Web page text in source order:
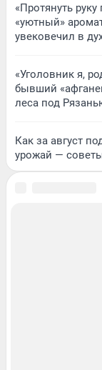
«Протянуть
«уютный»
увековечил в
«Уголовник я,
бывший
леса под
Как за август
урожай —